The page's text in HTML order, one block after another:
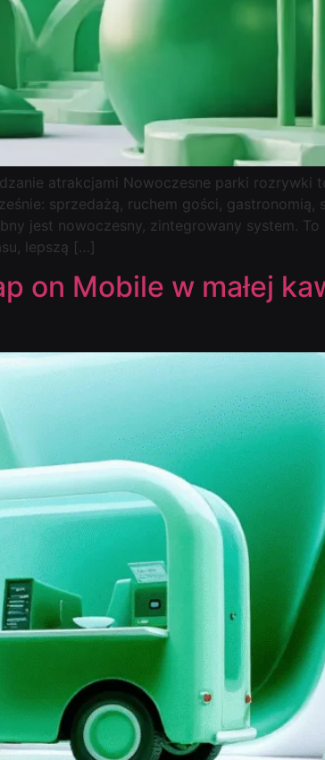
atrakcjami Nowoczesne parki rozrywki
sprzedażą, ruchem gości, gastronomią,
jest nowoczesny, zintegrowany system.
lepszą […]
on Mobile w małej